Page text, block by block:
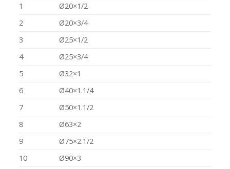
1
Ø20×1/2
2
Ø20×3/4
3
Ø25×1/2
4
Ø25×3/4
5
Ø32×1
6
Ø40×1.1/4
7
Ø50×1.1/2
8
Ø63×2
9
Ø75×2.1/2
10
Ø90×3